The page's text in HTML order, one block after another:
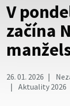
Táto stránka je
Buďte pozorní a
cez zabezpečenú
V
začína
26. 01. 2026
Aktuality 2026